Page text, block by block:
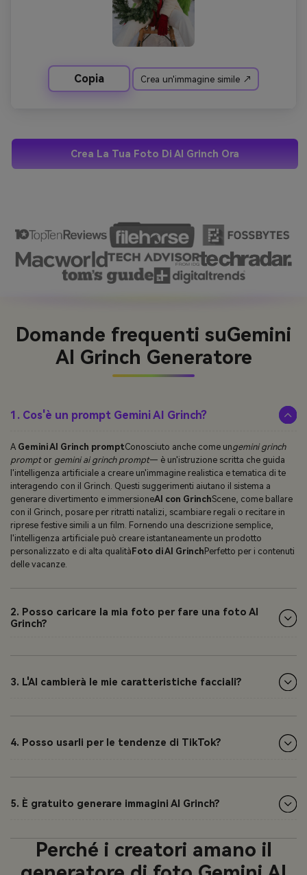
Copia Crea un'immagine simile ↗
Crea La Tua Foto Di AI Grinch Ora
Domande frequenti suGemini
AI Grinch Generatore
1. Cos'è un prompt Gemini AI Grinch?
A Gemini AI Grinch promptConosciuto anche come ungemini grinch
promptor gemini ai grinch prompt— è un'istruzione scritta che guida
l'intelligenza artificiale a creare un'immagine realistica e tematica di te
interagendo con il Grinch. Questi suggerimenti aiutano il sistema a
generare divertimento e immersioneAI con GrinchScene, come ballare
con il Grinch, posare per ritratti natalizi, scambiare regali o recitare in
riprese festive simili a un film. Fornendo una descrizione semplice,
l'intelligenza artificiale può creare istantaneamente un prodotto
personalizzato e di alta qualità Foto di AI Grinch Perfetto per i contenuti
delle vacanze.
2. Posso caricare la mia foto per fare una foto AI
Grinch?
3. L'AI cambierà le mie caratteristiche facciali?
4. Posso usarli per le tendenze di TikTok?
5. È gratuito generare immagini AI Grinch?
Perché i creatori amano il